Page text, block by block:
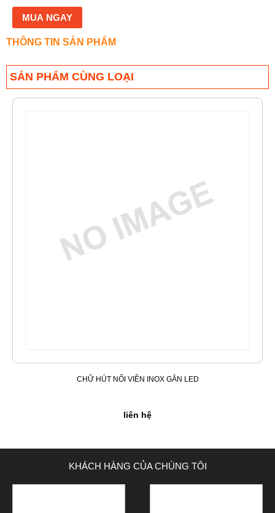
MUA NGAY
THÔNG TIN SẢN PHẨM
SẢN PHẨM CÙNG LOẠI
CHỮ HÚT NỔI VIỀN INOX GẮN LED
liên hệ
KHÁCH HÀNG CỦA CHÚNG TÔI